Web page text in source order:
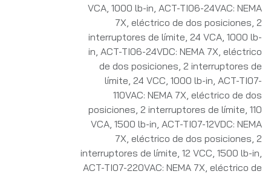
VCA, 1000 lb-in ACT-TI06-24VAC: NEMA
7X, eléctrico de dos posiciones, 2
interruptores de límite, 24 VCA, 1000 lb-
in ACT-TI06-24VDC: NEMA 7X, eléctrico
de dos posiciones, 2 interruptores de
límite, 24 VCC, 1000 lb-in ACT-TI07-
110VAC: NEMA 7X, eléctrico de dos
posiciones, 2 interruptores de límite, 110
VCA, 1500 lb-in ACT-TI07-12VDC: NEMA
7X, eléctrico de dos posiciones, 2
interruptores de límite, 12 VCC, 1500 lb-in
ACT-TI07-220VAC: NEMA 7X, eléctrico de